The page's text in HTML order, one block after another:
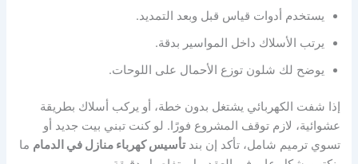
يستخدم أدوات قياس قبل وبعد التمديد.
يرتب الأسلاك داخل المواسير بدقة.
يوضح لك شلون توزع الأحمال على اللوحات.
إذا شفت الكهربائي يشتغل بدون خطة، أو يركب أسلاك بطريقة
عشوائية، لازم توقف المشروع فورًا. لو كنت تبني بيت جديد أو
تسوي ترميم شامل، تأكد إن بندتأسيس كهرباء منازل في الدمام ما